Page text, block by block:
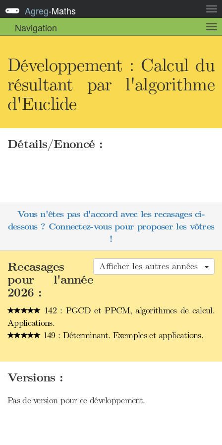
la
Agreg-Maths
Navigation
la
Développement : Calcul du
résultant par l'algorithme
d'Euclide
Détails/Enoncé :
Vous n'êtes pas d'accord avec les recasages ci-
dessous ? Connectez-vous pour proposer les vôtres
!
Afficher les autres années
Recasages
pour l'année
2026 :
142 : PGCD et PPCM, algorithmes de calcul.
Applications.
149 : Déterminant. Exemples et applications.
Versions :
Pas de version pour ce développement.